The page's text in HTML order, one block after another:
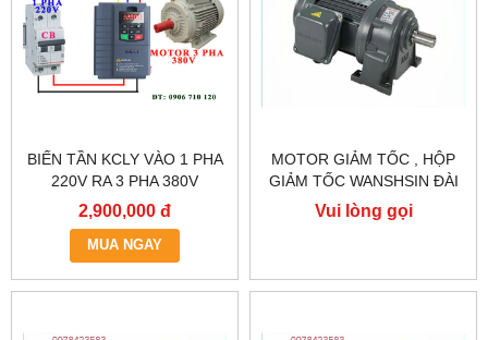
BIẾN TẦN KCLY VÀO 1 PHA
220V RA 3 PHA 380V
0.75KW, BIẾN TẦN KCLY
KOC600-R75GT3-B
2,900,000 đ
MUA NGAY
MOTOR GIẢM TỐC , HỘP
GIẢM TỐC WANSHSIN ĐÀI
LOAN GH40-2200-3S /
2.2KW 2200W 3HP
Vui lòng gọi